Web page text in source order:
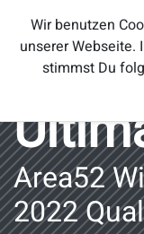
Smash
Österreich
Area52
2022
Wir benutzen
unserer Webseite.
stimmst Du